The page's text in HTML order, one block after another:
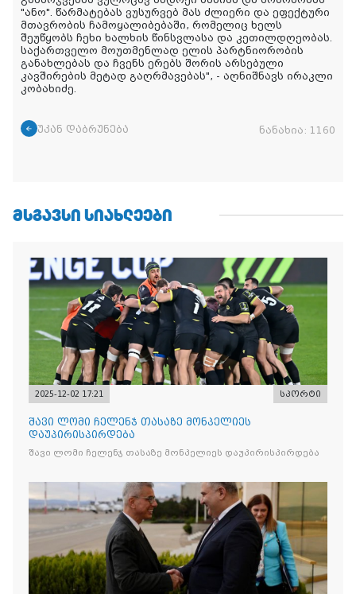
"ანო". წარმატებას ვუსურვებ მას ძლიერი და ეფექტური
მთავრობის ჩამოყალიბებაში, რომელიც ხელს
შეუწყობს ჩეხი ხალხის წინსვლასა და კეთილდღეობას.
საქართველო მოუთმენლად ელის პარტნიორობის
განახლებას და ჩვენს ერებს შორის არსებული
კავშირების მეტად გაღრმავებას", - აღნიშნავს ირაკლი
კობახიძე.
უკან დაბრუნება ნანახია: 1160
ᲛᲡᲒᲐᲕᲡᲘ ᲡᲘᲐᲮᲚᲔᲔᲑᲘ
2025-12-02 17:21 სპორტი
შავი ლომი ჩელენჯ თასაზე მონპელიეს
დაუპირისპირდება
შავი ლომი ჩელენჯ თასაზე მონპელიეს დაუპირისპირდება